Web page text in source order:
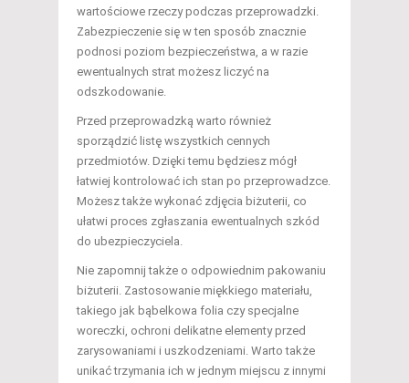
wartościowe rzeczy podczas przeprowadzki.
Zabezpieczenie się w ten sposób znacznie
podnosi poziom bezpieczeństwa, a w razie
ewentualnych strat możesz liczyć na
odszkodowanie.
Przed przeprowadzką warto również
sporządzić listę wszystkich cennych
przedmiotów. Dzięki temu będziesz mógł
łatwiej kontrolować ich stan po przeprowadzce.
Możesz także wykonać zdjęcia biżuterii, co
ułatwi proces zgłaszania ewentualnych szkód
do ubezpieczyciela.
Nie zapomnij także o odpowiednim pakowaniu
biżuterii. Zastosowanie miękkiego materiału,
takiego jak bąbelkowa folia czy specjalne
woreczki, ochroni delikatne elementy przed
zarysowaniami i uszkodzeniami. Warto także
unikać trzymania ich w jednym miejscu z innymi